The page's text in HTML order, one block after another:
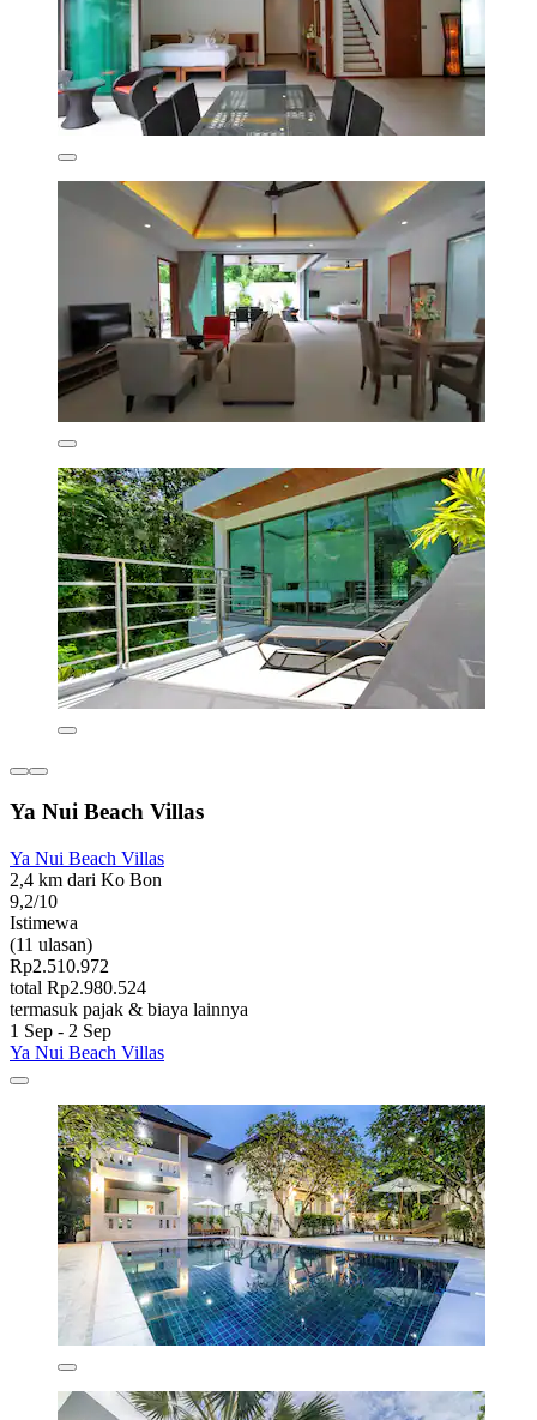
Ya Nui Beach Villas
Ya Nui Beach Villas
2,4 km dari Ko Bon
9,2/10
Istimewa
(11 ulasan)
Rp2.510.972
total Rp2.980.524
termasuk pajak & biaya lainnya
1 Sep - 2 Sep
Ya Nui Beach Villas